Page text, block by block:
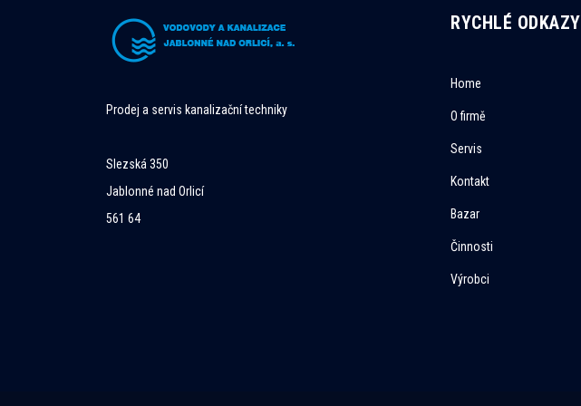
Prodej a servis kanalizační techniky
Slezská 350
Jablonné nad Orlicí
561 64
RYCHLÉ ODKAZY
Home
O firmě
Servis
Kontakt
Bazar
Činnosti
Výrobci